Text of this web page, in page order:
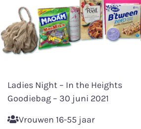
Ladies Night – In the Heights
Goodiebag – 30 juni 2021
Vrouwen 16-55 jaar